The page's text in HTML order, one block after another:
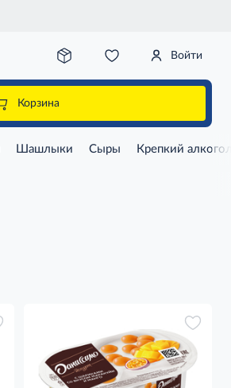
Войти
Корзина
Шашлыки Сыры Крепкий